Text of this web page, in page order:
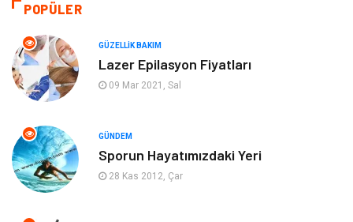
Gıda
Keyif Hobi
Anne Çocuk
Organizasyon Moda
POPÜLER
GÜZELLIK BAKIM
Lazer Epilasyon Fiyatları
09 Mar 2021, Sal
GÜNDEM
Sporun Hayatımızdaki Yeri
28 Kas 2012, Çar